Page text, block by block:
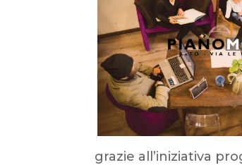
grazie all’iniziativa